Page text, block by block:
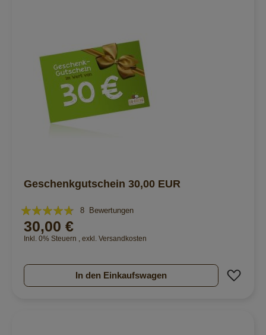
Geschenkgutschein 30,00 EUR
Bewertung:
90%
8 Bewertungen
30,00 €
Inkl. 0% Steuern exkl. Versandkosten
In den Einkaufswagen